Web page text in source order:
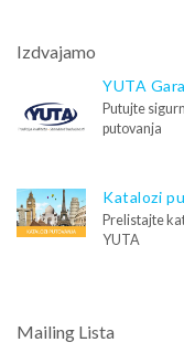
Izdvajamo
YUTA
Putujte
putovanja
Katalozi
Prelistajte
YUTA
Mailing Lista